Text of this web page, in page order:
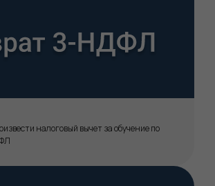
налоговый вычет за обучение по